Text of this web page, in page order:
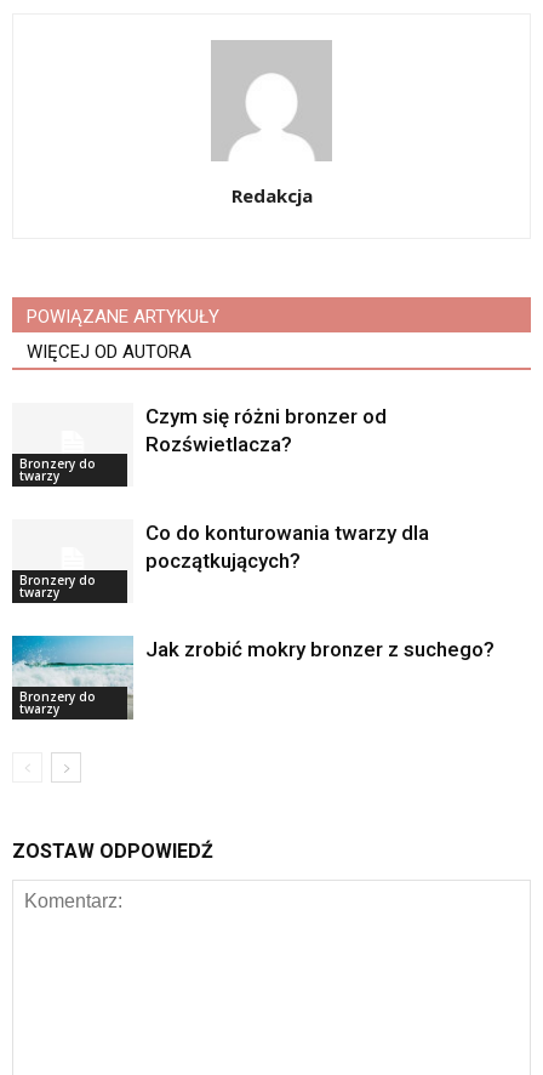
Redakcja
POWIĄZANE ARTYKUŁY
WIĘCEJ OD AUTORA
Bronzery do
twarzy
Czym się różni bronzer od
Rozświetlacza?
Bronzery do
twarzy
Co do konturowania twarzy dla
początkujących?
Bronzery do
twarzy
Jak zrobić mokry bronzer z suchego?
ZOSTAW ODPOWIEDŹ